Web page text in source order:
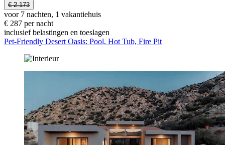
€ 2.173
voor 7 nachten, 1 vakantiehuis
€ 287 per nacht
inclusief belastingen en toeslagen
Pet-Friendly Desert Oasis: Pool, Hot Tub, Fire Pit